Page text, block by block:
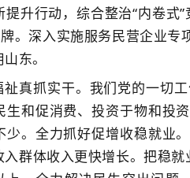
升行动，综合整治“内卷式
。深入实施服务民营企业
东。
真抓实干。我们党的一切
生和促消费、投资于物和投
少。全力抓好促增收稳就业
群体收入更快增长。把稳